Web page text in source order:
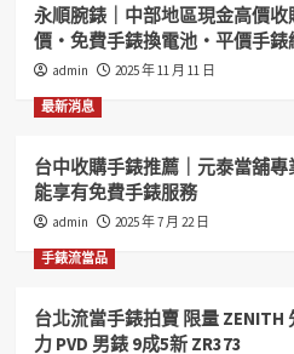
業
店
高
車
借
錢
雄
地
借
永順腕錶｜中部地區現金高價
價・免費手錶換電池・平價手錶
admin 2025 年 11 月 11 日
最新消息
台中收購手錶推薦｜元泰當舖
能享有免費手錶服務
admin 2025 年 7 月 22 日
手錶流當品
台北流當手錶拍賣 限量
力 PVD 男錶 9成5新 ZR373